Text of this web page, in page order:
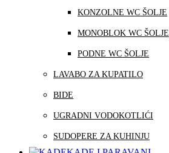
KONZOLNE WC ŠOLJE
MONOBLOK WC ŠOLJE
PODNE WC ŠOLJE
LAVABO ZA KUPATILO
BIDE
UGRADNI VODOKOTLIĆI
SUDOPERE ZA KUHINJU